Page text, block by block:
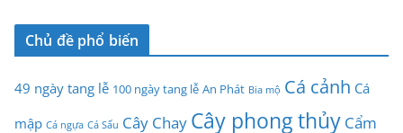
Chủ đề phổ biến
49 ngày tang lễ 100 ngày tang lễ An Phát Bia mộ Cá cảnh Cá
mập Cá ngựa Cá Sấu Cây Chay Cây phong thủy Cẩm